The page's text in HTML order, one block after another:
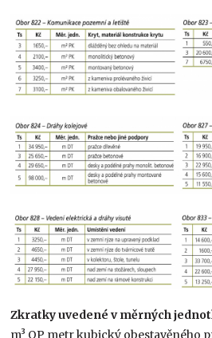
Zkratky uvedené v měrných
m³ OP metr kubický obestavěného